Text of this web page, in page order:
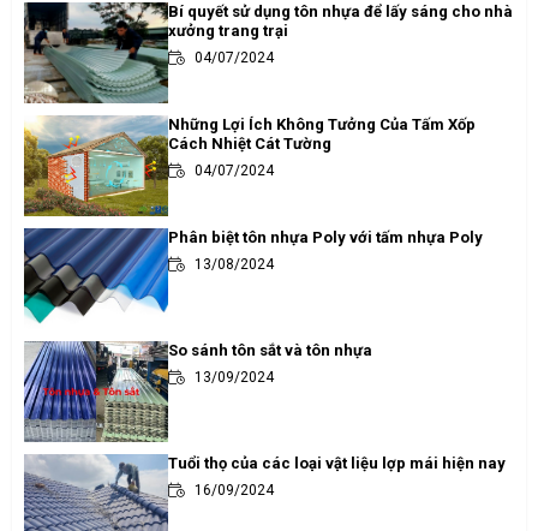
Bí quyết sử dụng tôn nhựa để lấy sáng cho nhà
xưởng trang trại
04/07/2024
Những Lợi Ích Không Tưởng Của Tấm Xốp
Cách Nhiệt Cát Tường
04/07/2024
Phân biệt tôn nhựa Poly với tấm nhựa Poly
13/08/2024
So sánh tôn sắt và tôn nhựa
13/09/2024
Tuổi thọ của các loại vật liệu lợp mái hiện nay
16/09/2024